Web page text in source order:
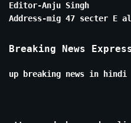
Editor-Anju Singh
Address-mig 47 secter E
Breaking News
up breaking news in hindi